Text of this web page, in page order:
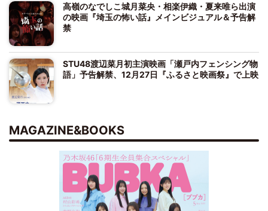
高嶺のなでしこ城月菜央・相楽伊織・夏来唯ら出演
の映画『埼玉の怖い話』メインビジュアル＆予告解
禁
STU48渡辺菜月初主演映画「瀬戸内フェンシング物
語」予告解禁、12月27日『ふるさと映画祭』で上映
MAGAZINE&BOOKS